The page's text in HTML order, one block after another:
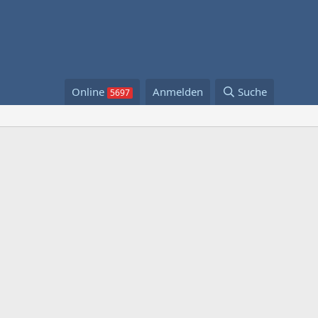
Online Anmelden Suche